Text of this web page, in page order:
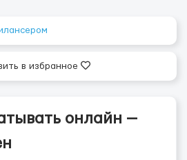
в избранное
онлайн —